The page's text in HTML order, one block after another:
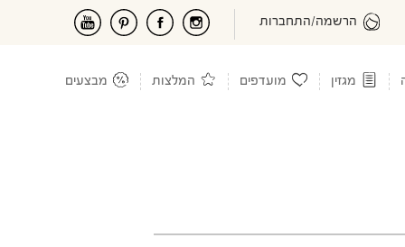
הרשמה/התחברות
מגזין מועדפים המלצות מבצעים